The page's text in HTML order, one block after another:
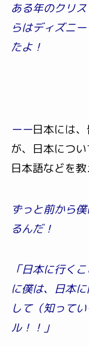
ある年のクリ
らはディズニ
たよ！
ーー日本には
が、日本につ
日本語などを
ずっと前から
るんだ！
「日本に行く
に僕は、日本
して（知って
ル！！」